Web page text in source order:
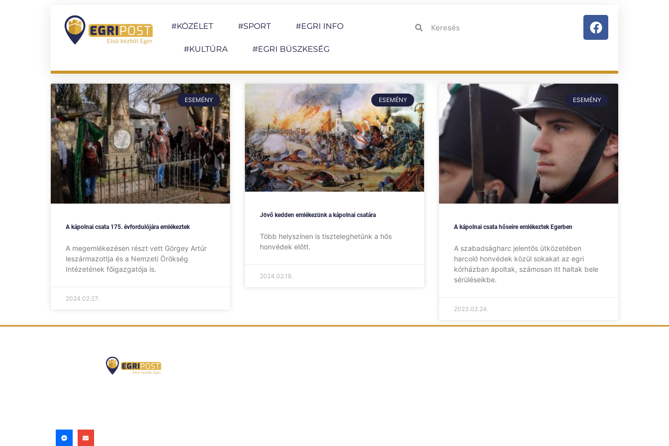
#KÖZÉLET #SPORT #EGRI INFO
#KULTÚRA #EGRI BÜSZKESÉG
ESEMÉNY
A kápolnai csata 175. évfordulójára emlékeztek
A megemlékezésen részt vett Görgey Artúr
leszármazottja és a Nemzeti Örökség
Intézetének főigazgatója is.
2024.02.27.
ESEMÉNY
Jövő kedden emlékezünk a kápolnai csatára
Több helyszínen is tiszteleghetünk a hős
honvédek előtt.
2024.02.19.
ESEMÉNY
A kápolnai csata hőseire emlékeztek Egerben
A szabadságharc jelentős ütközetében
harcoló honvédek közül sokakat az egri
kórházban ápoltak, számosan itt haltak bele
sérüléseikbe.
2023.02.24.